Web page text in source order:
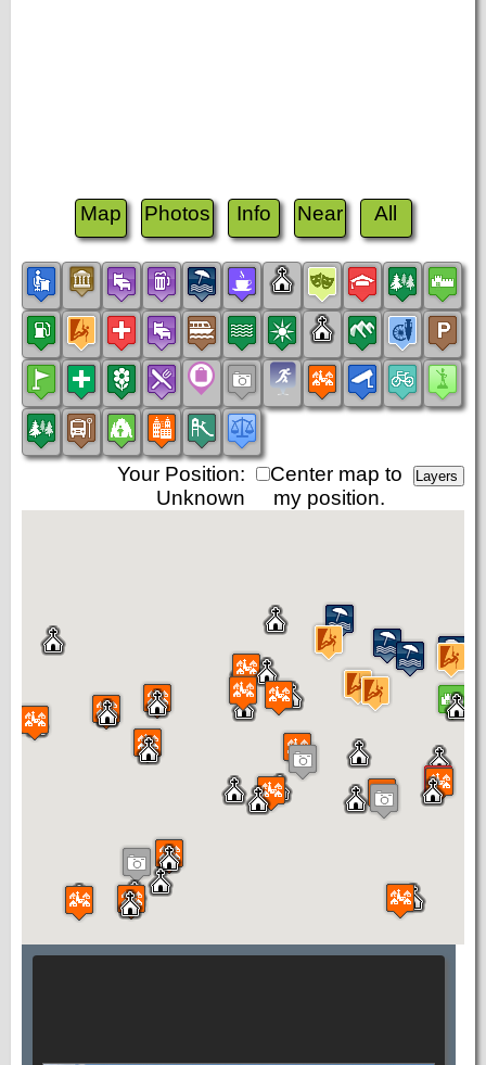
Map Photos Info Near All
Center map to
my position.
Your Position:
Unknown